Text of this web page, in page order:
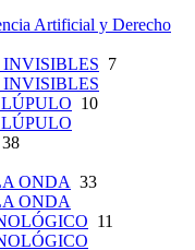
Artificial y Derecho
7
10
38
ONDA 33
ONDA
11